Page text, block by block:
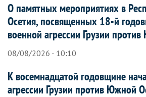
О памятных мероприятиях в
Осетия, посвященных 18-й
военной агрессии Грузии
08/08/2026 - 10:10
К восемнадцатой годовщине
агрессии Грузии против Южной